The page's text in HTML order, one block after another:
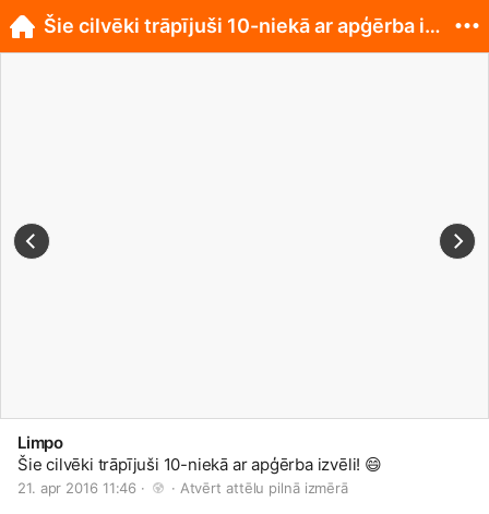
Limpo
Šie cilvēki trāpījuši 10-niekā ar apģērba izvēli! 😄
21. apr 2016 11:46 · · Atvērt attēlu pilnā izmērā
Šie cilvēki trāpījuši 10-niekā ar apģērba izvēli!